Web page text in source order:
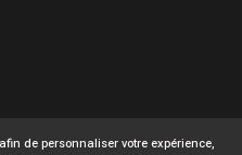
de personnaliser votre expérience,